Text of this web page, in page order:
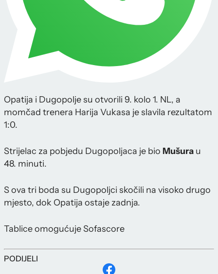
Opatija i Dugopolje su otvorili 9. kolo 1. NL, a
momčad trenera Harija Vukasa je slavila rezultatom
1:0.
Strijelac za pobjedu Dugopoljaca je bio Mušura u
48. minuti.
S ova tri boda su Dugopoljci skočili na visoko drugo
mjesto, dok Opatija ostaje zadnja.
Tablice omogućuje Sofascore
PODIJELI